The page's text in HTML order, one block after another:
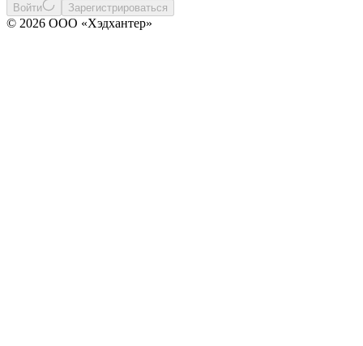
Войти Зарегистрироваться
© 2026 ООО «Хэдхантер»